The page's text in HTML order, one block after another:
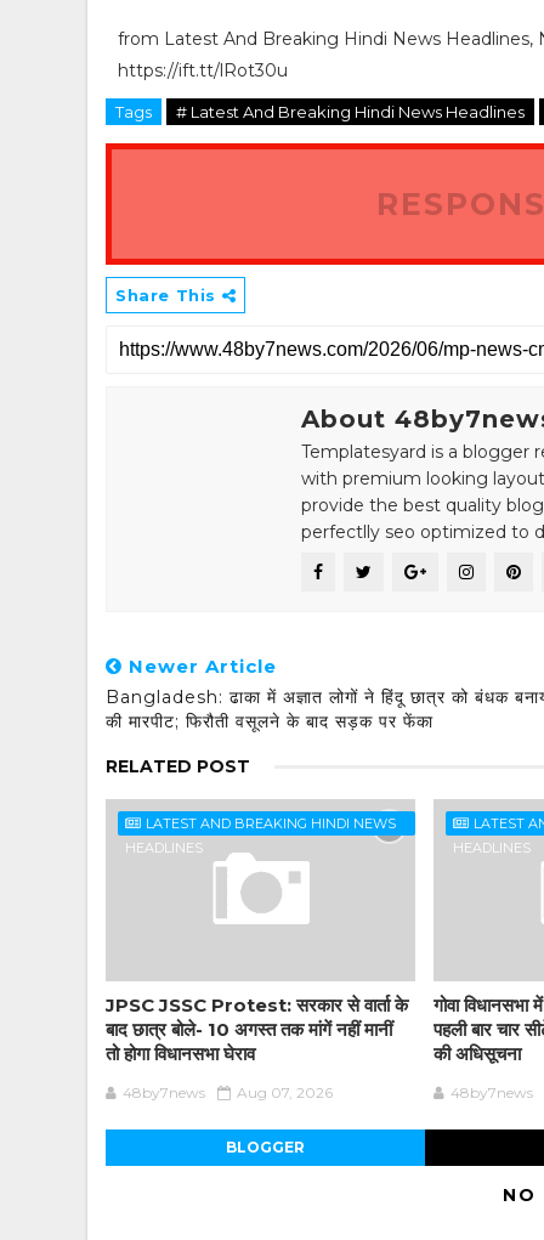
from Latest And Breaking Hindi News Headlines,
https://ift.tt/lRot30u
Tags # Latest And Breaking Hindi News Headlines
Share This
About
Templatesyard is a blogger
with premium looking
provide the best quality
perfectlly seo optimized to
Newer Article
Bangladesh: ढाका में अज्ञात लोगों ने हिंदू छात्र को बंधक
की मारपीट; फिरौती वसूलने के बाद सड़क पर फेंका
RELATED POST
LATEST AND BREAKING HINDI NEWS
HEADLINES
JPSC JSSC Protest: सरकार से वार्ता के
बाद छात्र बोले- 10 अगस्त तक मांगें नहीं मानीं
तो होगा विधानसभा घेराव
48by7news Aug 07, 2026
LATEST
HEADLINES
गोवा
पहली बार चार
की अधिसूचना
48by7news
BLOGGER
NO